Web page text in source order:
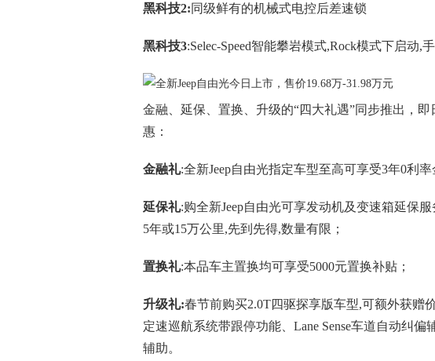
黑科技2:同级鲜有的机械式电控后差速锁
黑科技3:Selec-Speed智能攀岩模式,Rock模式下启动,
金融、延保、置换、升级的“四大礼遇”同步推出，
惠：
金融礼:全新Jeep自由光指定车型至高可享受3年0利率
延保礼:购全新Jeep自由光可享发动机及变速箱延保
5年或15万公里,先到先得,数量有限；
置换礼:本品车主置换均可享受5000元置换补贴；
升级礼:春节前购买2.0T四驱探享版车型,可额外获赠
定速巡航系统带跟停功能、Lane Sense车道自动纠
辅助。